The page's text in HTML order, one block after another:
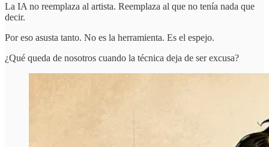
La IA no reemplaza al artista. Reemplaza al que no tenía nada que
decir.
Por eso asusta tanto. No es la herramienta. Es el espejo.
¿Qué queda de nosotros cuando la técnica deja de ser excusa?